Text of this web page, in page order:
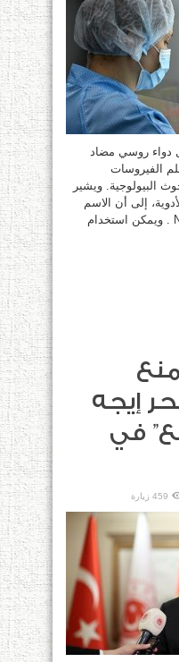
دواء روسي مضاد
الفيروسات
البيولوجية. ويشير
إلى أن الاسم
التجاري لهذا الدواء هو NIOKh-14 . ويمكن استخدام
إيجه
في
459 زيارة